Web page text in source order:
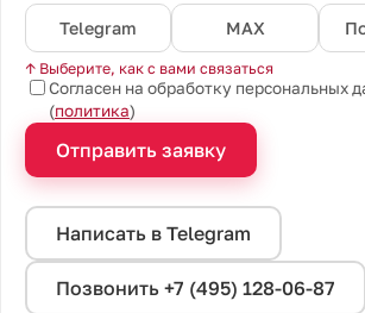
Telegram MAX
↑ Выберите, как с вами связаться
Согласен на обработку персональных
(политика)
Отправить заявку
Написать в Telegram
Позвонить +7 (495) 128-06-87